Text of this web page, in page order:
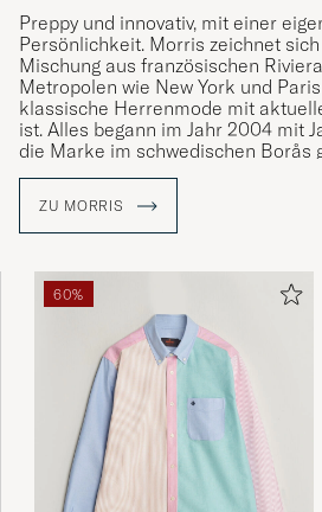
Preppy und innovativ, mit einer
Persönlichkeit. Morris zeichnet
Mischung aus französischen
Metropolen wie New York und
klassische Herrenmode mit
ist. Alles begann im Jahr 2004 mit
die Marke im schwedischen Borås
bekannte Name Morris stammt von
und 1970er Jahren in Stockholm
ZU MORRIS
60%